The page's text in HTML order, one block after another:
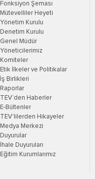
Fonksiyon Şeması
Mütevelliler Heyeti
Yönetim Kurulu
Denetim Kurulu
Genel Müdür
Yöneticilerimiz
Komiteler
Etik İlkeler ve Politikalar
İş Birlikleri
Raporlar
TEV’den Haberler
E-Bültenler
TEV'lilerden Hikayeler
Medya Merkezi
Duyurular
İhale Duyuruları
Eğitim Kurumlarımız